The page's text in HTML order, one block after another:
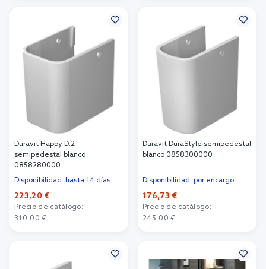
Duravit Happy D.2
semipedestal blanco
0858280000
Disponibilidad: hasta 14 días
223,20 €
Precio de catálogo:
310,00 €
Duravit DuraStyle semipedestal
blanco 0858300000
Disponibilidad: por encargo
176,73 €
Precio de catálogo:
245,00 €